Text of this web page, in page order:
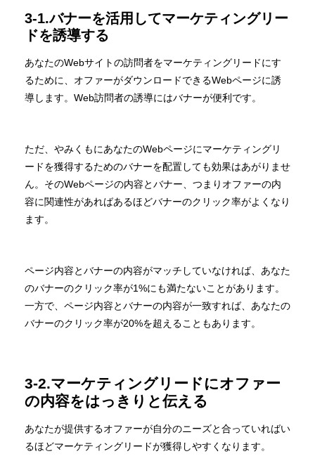
3-1.バナーを活用してマーケティングリー
ドを誘導する
あなたのWebサイトの訪問者をマーケティングリードにす
るために、オファーがダウンロードできるWebページに誘
導します。Web訪問者の誘導にはバナーが便利です。
ただ、やみくもにあなたのWebページにマーケティングリ
ードを獲得するためのバナーを配置しても効果はあがりませ
ん。そのWebページの内容とバナー、つまりオファーの内
容に関連性があればあるほどバナーのクリック率がよくなり
ます。
ページ内容とバナーの内容がマッチしていなければ、あなた
のバナーのクリック率が1%にも満たないことがあります。
一方で、ページ内容とバナーの内容が一致すれば、あなたの
バナーのクリック率が20%を超えることもあります。
3-2.マーケティングリードにオファー
の内容をはっきりと伝える
あなたが提供するオファーが自分のニーズと合っていればい
るほどマーケティングリードが獲得しやすくなります。